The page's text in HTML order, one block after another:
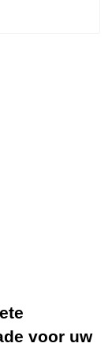
voor uw